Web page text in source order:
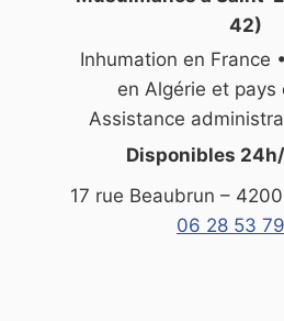
42)
Inhumation en France
en Algérie et pays
Assistance
Disponibles
17 rue Beaubrun –
06 28 53